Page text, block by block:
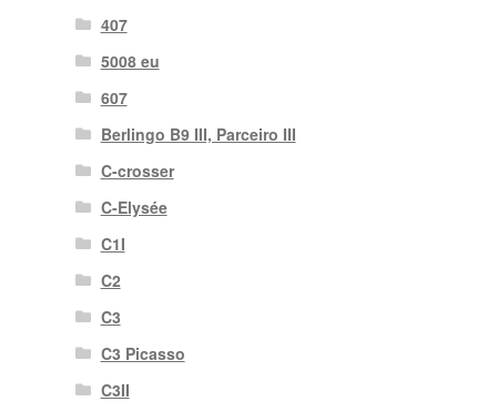
407
5008 eu
607
Berlingo B9 III, Parceiro III
C-crosser
C-Elysée
C1I
C2
C3
C3 Picasso
C3II